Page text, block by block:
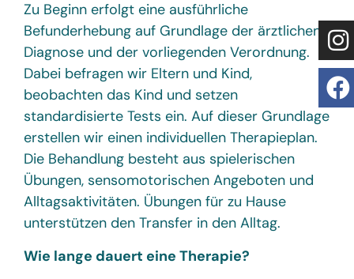
Zu Beginn erfolgt eine ausführliche
Befunderhebung auf Grundlage der ärztlichen
Diagnose und der vorliegenden Verordnung.
Dabei befragen wir Eltern und Kind,
beobachten das Kind und setzen
standardisierte Tests ein. Auf dieser Grundlage
erstellen wir einen individuellen Therapieplan.
Die Behandlung besteht aus spielerischen
Übungen, sensomotorischen Angeboten und
Alltagsaktivitäten. Übungen für zu Hause
unterstützen den Transfer in den Alltag.
Wie lange dauert eine Therapie?